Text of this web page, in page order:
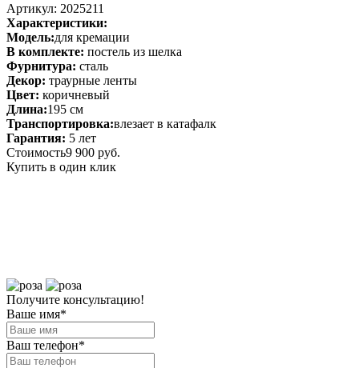
Артикул: 2025211
Характеристики:
Модель:для кремации
В комплекте: постель из шелка
Фурнитура: сталь
Декор: траурные ленты
Цвет: коричневый
Длина:195 см
Транспортировка:влезает в катафалк
Гарантия: 5 лет
Стоимость9 900 руб.
Купить в один клик
Получите консультацию!
Ваше имя*
Ваш телефон*